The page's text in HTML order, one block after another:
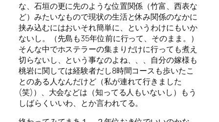
な、石垣の更に先のような位置関係（竹富、西表な
ど）みたいなもので現状の生活と休み関係のなかに
挟み込むにはおいそれ簡単に、というわけにもいか
ないし。（先島も35年位前に行って、そのまま。）
そんな中でホステラーの集まりだけに行っても煮え
切らないし、という事なのよね、、、自分の嫁様も
桃岩に関しては経験者だし8時間コースも歩いたこ
とのある人なんだけど（私が連れて行きました
(笑)）、大会などは（知ってる人もいないし）もう
しばらくいいわ、とか言われてる。